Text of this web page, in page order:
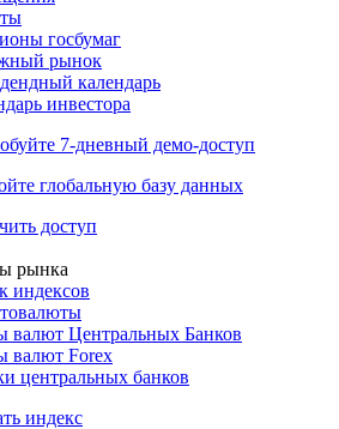
госбумаг
рынок
календарь
инвестора
7-дневный демо-доступ
глобальную базу данных
доступ
рынка
индексов
валют Центральных Банков
валют Forex
центральных банков
индекс